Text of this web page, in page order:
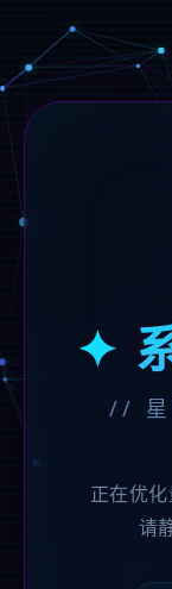
✦
// 星
正在优
请